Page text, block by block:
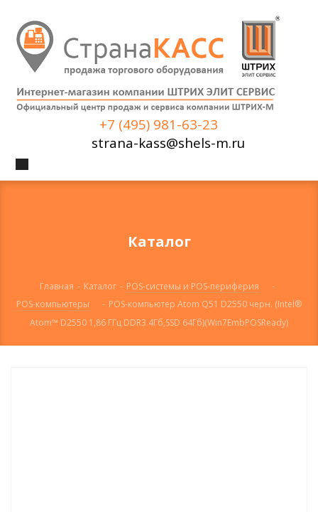
+7 (495) 981-63-23
strana-kass@shels-m.ru
Каталог
Главная - Каталог - POS-системы и POS-периферия
-
POS-компьютеры
- POS-компьютер Atom Q51 D2550 черн. (Intel®
Atom™ D2550 1,86 ГГц DDR3 4Гб,SSD 64Гб)(Win7EmbPOSReady)